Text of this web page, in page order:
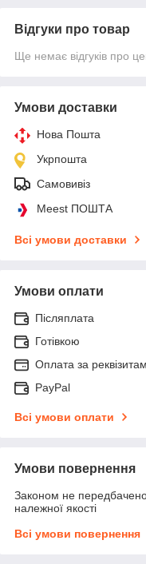
Відгуки про товар
Ще немає відгуків про
Умови доставки
Нова Пошта
Укрпошта
Самовивіз
Meest ПОШТА
Всі умови доставки
Умови оплати
Післяплата
Готівкою
Оплата за
PayPal
Всі умови оплати
Умови повернення
Законом не
належної якості
Всі умови повернення